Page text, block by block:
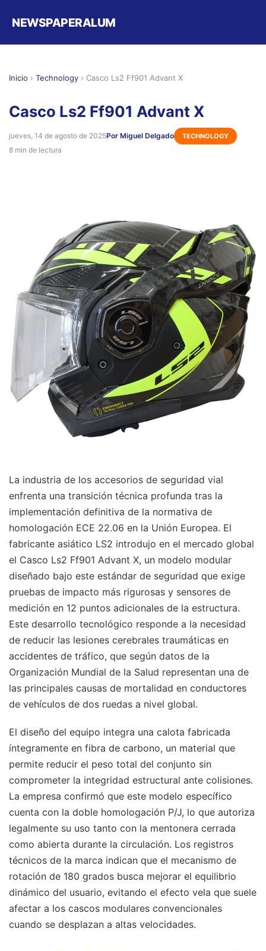
NEWSPAPERALUM
Inicio › Technology › Casco Ls2 Ff901 Advant X
Casco Ls2 Ff901 Advant X
jueves, 14 de agosto de 2025Por Miguel Delgado TECHNOLOGY
8 min de lectura
La industria de los accesorios de seguridad vial
enfrenta una transición técnica profunda tras la
implementación definitiva de la normativa de
homologación ECE 22.06 en la Unión Europea. El
fabricante asiático LS2 introdujo en el mercado global
el Casco Ls2 Ff901 Advant X, un modelo modular
diseñado bajo este estándar de seguridad que exige
pruebas de impacto más rigurosas y sensores de
medición en 12 puntos adicionales de la estructura.
Este desarrollo tecnológico responde a la necesidad
de reducir las lesiones cerebrales traumáticas en
accidentes de tráfico, que según datos de la
Organización Mundial de la Salud representan una de
las principales causas de mortalidad en conductores
de vehículos de dos ruedas a nivel global.
El diseño del equipo integra una calota fabricada
íntegramente en fibra de carbono, un material que
permite reducir el peso total del conjunto sin
comprometer la integridad estructural ante colisiones.
La empresa confirmó que este modelo específico
cuenta con la doble homologación P/J, lo que autoriza
legalmente su uso tanto con la mentonera cerrada
como abierta durante la circulación. Los registros
técnicos de la marca indican que el mecanismo de
rotación de 180 grados busca mejorar el equilibrio
dinámico del usuario, evitando el efecto vela que suele
afectar a los cascos modulares convencionales
cuando se desplazan a altas velocidades.